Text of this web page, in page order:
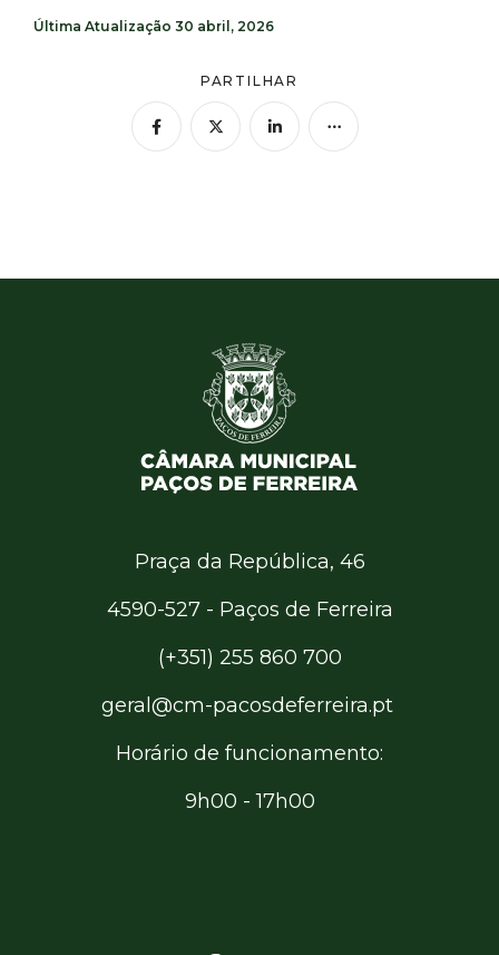
Última Atualização 30 abril, 2026
PARTILHAR
Praça da República, 46
4590-527 - Paços de Ferreira
(+351) 255 860 700
geral@cm-pacosdeferreira.pt
Horário de funcionamento:
9h00 - 17h00